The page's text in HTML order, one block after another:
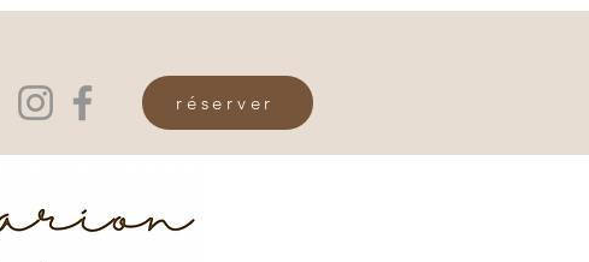
réserver